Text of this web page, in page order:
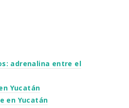
adrenalina entre el
Yucatán